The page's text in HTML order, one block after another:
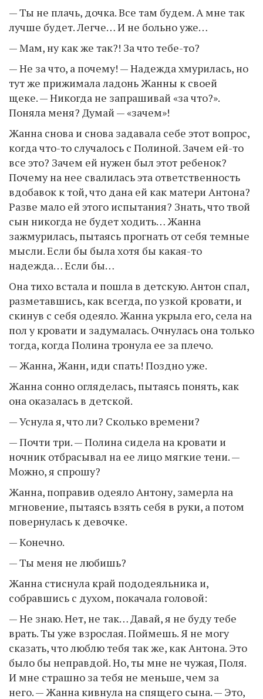
— Ты не плачь, дочка. Все там будем. А мне так
лучше будет. Легче… И не больно уже…
— Мам, ну как же так?! За что тебе-то?
— Не за что, а почему! — Надежда хмурилась, но
тут же прижимала ладонь Жанны к своей
щеке. — Никогда не запрашивай «за что?».
Поняла меня? Думай — «зачем»!
Жанна снова и снова задавала себе этот вопрос,
когда что-то случалось с Полиной. Зачем ей-то
все это? Зачем ей нужен был этот ребенок?
Почему на нее свалилась эта ответственность
вдобавок к той, что дана ей как матери Антона?
Разве мало ей этого испытания? Знать, что твой
сын никогда не будет ходить… Жанна
зажмурилась, пытаясь прогнать от себя темные
мысли. Если бы была хотя бы какая-то
надежда… Если бы…
Она тихо встала и пошла в детскую. Антон спал,
разметавшись, как всегда, по узкой кровати, и
скинув с себя одеяло. Жанна укрыла его, села на
пол у кровати и задумалась. Очнулась она только
тогда, когда Полина тронула ее за плечо.
— Жанна, Жанн, иди спать! Поздно уже.
Жанна сонно огляделась, пытаясь понять, как
она оказалась в детской.
— Уснула я, что ли? Сколько времени?
— Почти три. — Полина сидела на кровати и
ночник отбрасывал на ее лицо мягкие тени. —
Можно, я спрошу?
Жанна, поправив одеяло Антону, замерла на
мгновение, пытаясь взять себя в руки, а потом
повернулась к девочке.
— Конечно.
— Ты меня не любишь?
Жанна стиснула край пододеяльника и,
собравшись с духом, покачала головой:
— Не знаю. Нет, не так… Давай, я не буду тебе
врать. Ты уже взрослая. Поймешь. Я не могу
сказать, что люблю тебя так же, как Антона. Это
было бы неправдой. Но, ты мне не чужая, Поля.
И мне страшно за тебя не меньше, чем за
него. — Жанна кивнула на спящего сына. — Это,